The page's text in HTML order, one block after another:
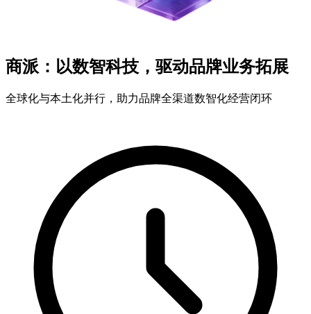
商派：以数智科技，驱动品牌业务拓展
全球化与本土化并行，助力品牌全渠道数智化经营闭环